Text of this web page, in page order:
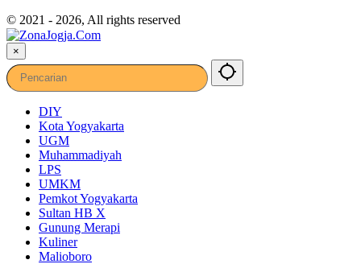
© 2021 - 2026, All rights reserved
×
DIY
Kota Yogyakarta
UGM
Muhammadiyah
LPS
UMKM
Pemkot Yogyakarta
Sultan HB X
Gunung Merapi
Kuliner
Malioboro